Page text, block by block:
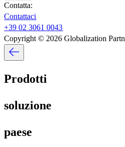
Contatta:​​
Contattaci​​
+39 02 3061 0043​​
Copyright © 2026 Globalization
Prodotti​​
soluzione​​
paese​​